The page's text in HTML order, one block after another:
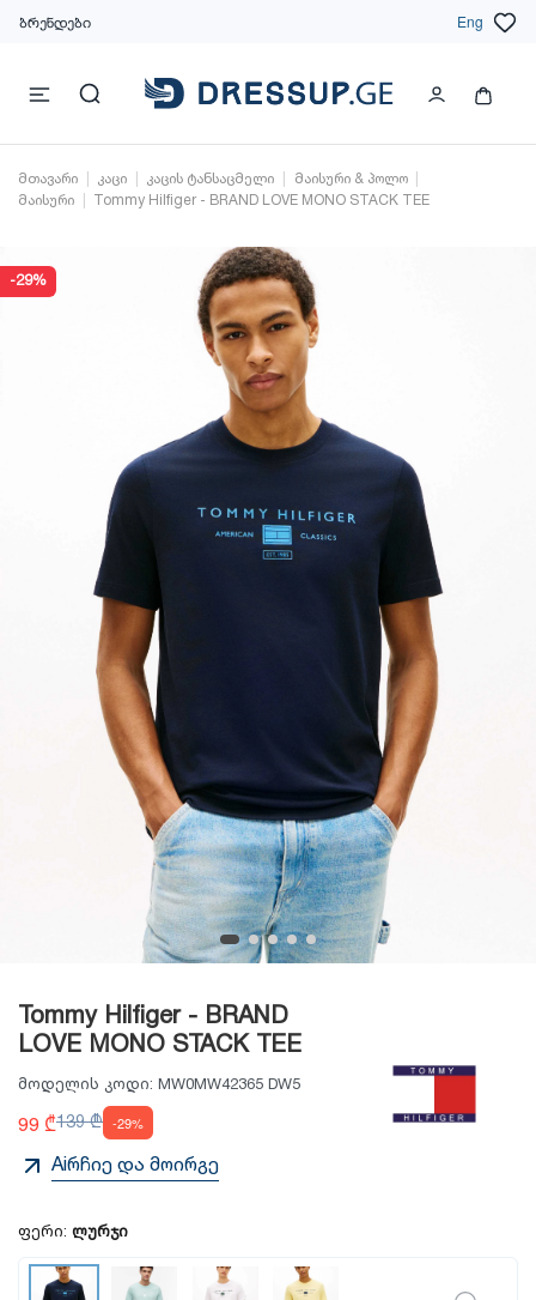
ბრენდები Eng
მთავარი კაცი კაცის ტანსაცმელი
მაისური & პოლო
მაისური
Tommy Hilfiger - BRAND LOVE MONO STACK TEE
-29%
Tommy Hilfiger - BRAND
LOVE MONO STACK TEE
მოდელის კოდი: MW0MW42365 DW5
99 ₾139 ₾ -29%
Aiრჩიე და მოირგე
ფერი: ლურჯი